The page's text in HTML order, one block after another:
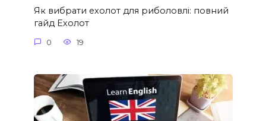
Як вибрати ехолот для риболовлі: повний
гайд Ехолот
0 19